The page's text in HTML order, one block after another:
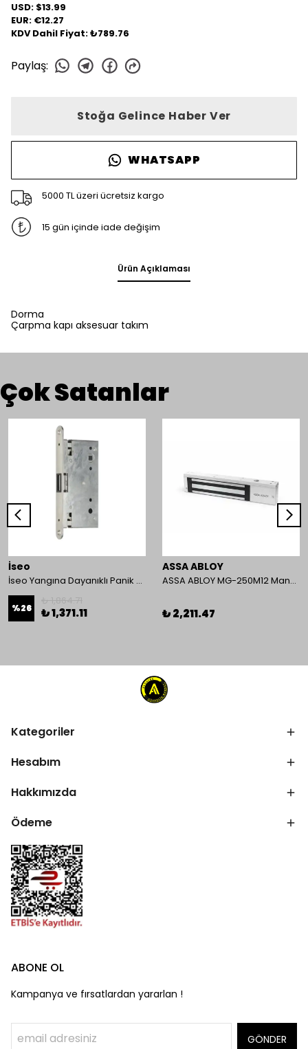
USD: $13.99
EUR: €12.27
KDV Dahil Fiyat: ₺789.76
Paylaş:
Stoğa Gelince Haber Ver
WHATSAPP
5000 TL üzeri ücretsiz kargo
15 gün içinde iade değişim
Ürün Açıklaması
Dorma
Çarpma kapı aksesuar takım
Çok Satanlar
İseo
İseo Yangına Dayanıklı Panik Fonksiyonlu Pasif Kanat İçin Gömme Kilit
%26 ₺ 1,371.11
ASSA ABLOY
ASSA ABLOY MG-250M12 Manyetik Kilit
₺ 2,211.47
Kategoriler
Hesabım
Hakkımızda
Ödeme
ABONE OL
Kampanya ve fırsatlardan yararlan !
GÖNDER